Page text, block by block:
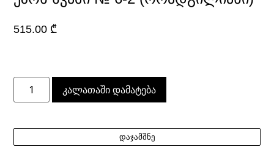
515.00 ₾
კალათაში დამატება
დაჯამშნე